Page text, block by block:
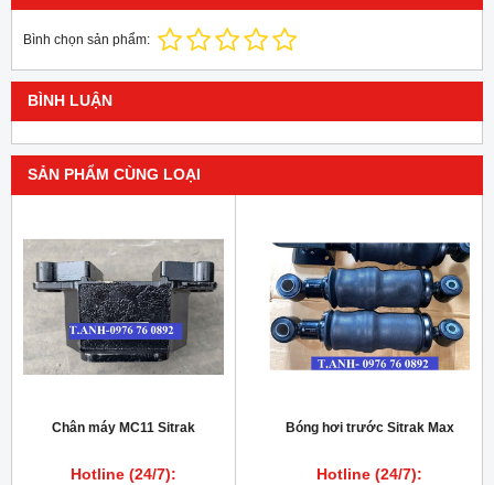
Bình chọn sản phẩm:
BÌNH LUẬN
SẢN PHẨM CÙNG LOẠI
Chân máy MC11 Sitrak
Hotline (24/7):
Bóng hơi trước Sitrak Max
Hotline (24/7):